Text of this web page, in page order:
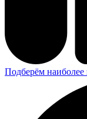
Подберём